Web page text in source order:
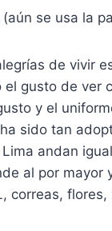
(aún se usa la
de vivir
gusto de ver
y el
sido tan
andan
al por mayor
correas,